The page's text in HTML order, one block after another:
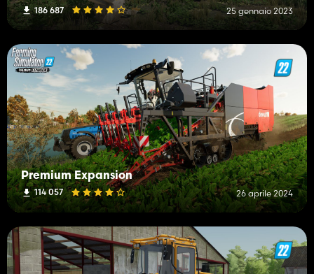
186 687 25 gennaio 2023
Premium Expansion
114 057 26 aprile 2024